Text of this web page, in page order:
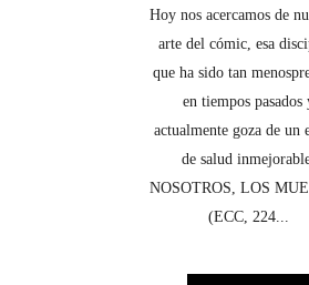
Hoy nos acercamos de
arte del cómic, esa
que ha sido tan
en tiempos pasados
actualmente goza de un
de salud
NOSOTROS, LOS
(ECC, 224...